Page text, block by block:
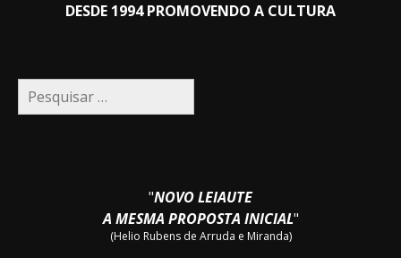
DESDE 1994 PROMOVENDO A CULTURA
Pesquisar
por:
"NOVO LEIAUTE
A MESMA PROPOSTA INICIAL"
(Helio Rubens de Arruda e Miranda)